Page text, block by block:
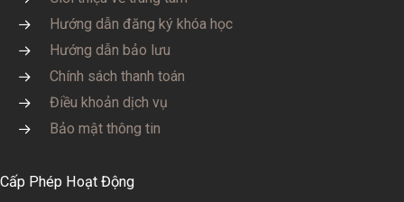
Hướng dẫn đăng ký khóa học
Hướng dẫn bảo lưu
Chính sách thanh toán
Điều khoản dịch vụ
Bảo mật thông tin
Cấp Phép Hoạt Động